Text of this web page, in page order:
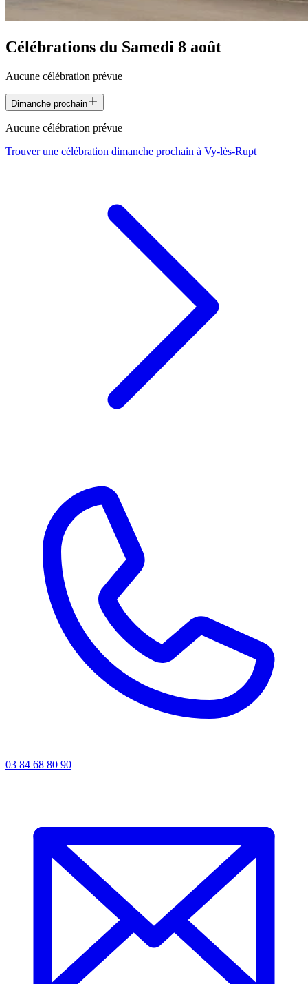
Célébrations du Samedi 8 août
Aucune célébration prévue
Dimanche prochain
Aucune célébration prévue
Trouver une célébration dimanche prochain à Vy-lès-Rupt
03 84 68 80 90